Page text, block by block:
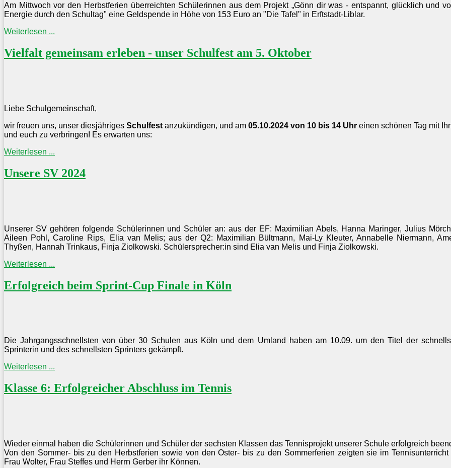
Am Mittwoch vor den Herbstferien überreichten Schülerinnen aus dem Projekt„Gönn dir was - entspannt, glücklich und
Energie durch den Schultag" eine Geldspende in Höhe von 153 Euro an "Die Tafel" in Erftstadt-Liblar.
Weiterlesen ...
Vielfalt gemeinsam erleben - unser Schulfest am 5. Oktober
Liebe Schulgemeinschaft,
wir freuen uns, unser diesjähriges Schulfest anzukündigen, und am 05.10.2024 von 10 bis 14 Uhr einen schönen Tag mit
und euch zu verbringen! Es erwarten uns:
Weiterlesen ...
Unsere SV 2024
Unserer SV gehören folgende Schülerinnen und Schüler an: aus der EF: Maximilian Abels, Hanna Maringer, Julius
Aileen Pohl, Caroline Rips, Elia van Melis; aus der Q2: Maximilian Bültmann, Mai-Ly Kleuter, Annabelle Niermann,
Thyßen, Hannah Trinkaus, Finja Ziolkowski. Schülersprecher:in sind Elia van Melis und Finja Ziolkowski.
Weiterlesen ...
Erfolgreich beim Sprint-Cup Finale in Köln
Die Jahrgangsschnellsten von über 30 Schulen aus Köln und dem Umland haben am 10.09. um den Titel der
Sprinterin und des schnellsten Sprinters gekämpft.
Weiterlesen ...
Klasse 6: Erfolgreicher Abschluss im Tennis
Wieder einmal haben die Schülerinnen und Schüler der sechsten Klassen das Tennisprojekt unserer Schule erfolgreich
Von den Sommer- bis zu den Herbstferien sowie von den Oster- bis zu den Sommerferien zeigten sie im Tennisunterricht
Frau Wolter, Frau Steffes und Herrn Gerber ihr Können.